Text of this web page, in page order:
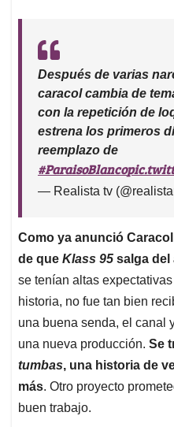
Después de varias
caracol cambia de
con la repetición de
estrena los primeros
reemplazo de
#ParaisoBlanco
— Realista tv
Como ya anunció
de que Klass 95 salga del
se tenían altas
historia, no fue tan bien
una buena senda, el canal
una nueva producción. Se
tumbas, una historia de
más. Otro proyecto
buen trabajo.